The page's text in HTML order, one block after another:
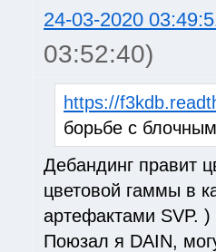
24-03-2020
03:52:40)
https://
борьбе с
Дебандинг правит
цветовой гаммы в
артефактами SVP.
Поюзал я DAIN,